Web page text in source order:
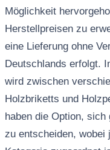
Möglichkeit
Herstellpreisen zu
eine Lieferung ohne
Deutschlands erfolgt.
wird zwischen
Holzbriketts und
haben die Option,
zu entscheiden, wobei